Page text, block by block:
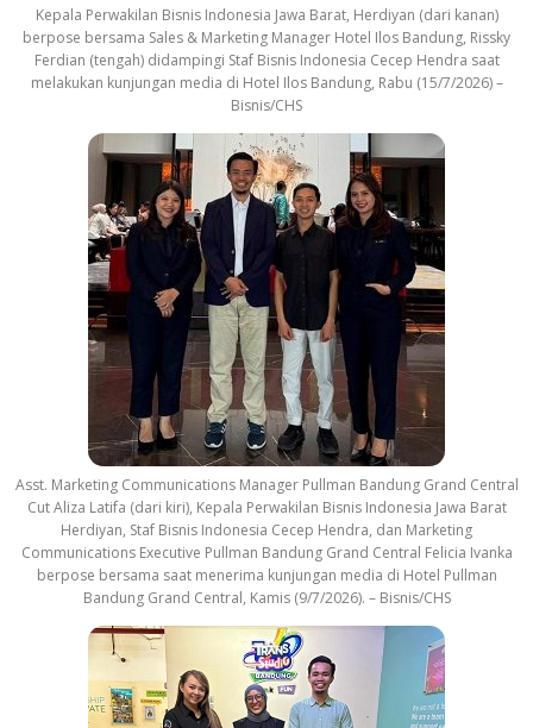
Kepala Perwakilan Bisnis Indonesia Jawa Barat, Herdiyan (dari kanan)
berpose bersama Sales & Marketing Manager Hotel Ilos Bandung, Rissky
Ferdian (tengah) didampingi Staf Bisnis Indonesia Cecep Hendra saat
melakukan kunjungan media di Hotel Ilos Bandung, Rabu (15/7/2026) –
Bisnis/CHS
Asst. Marketing Communications Manager Pullman Bandung Grand Central
Cut Aliza Latifa (dari kiri), Kepala Perwakilan Bisnis Indonesia Jawa Barat
Herdiyan, Staf Bisnis Indonesia Cecep Hendra, dan Marketing
Communications Executive Pullman Bandung Grand Central Felicia Ivanka
berpose bersama saat menerima kunjungan media di Hotel Pullman
Bandung Grand Central, Kamis (9/7/2026). – Bisnis/CHS